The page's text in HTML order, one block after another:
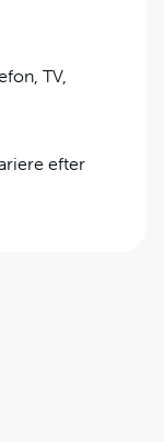
TV,
efter